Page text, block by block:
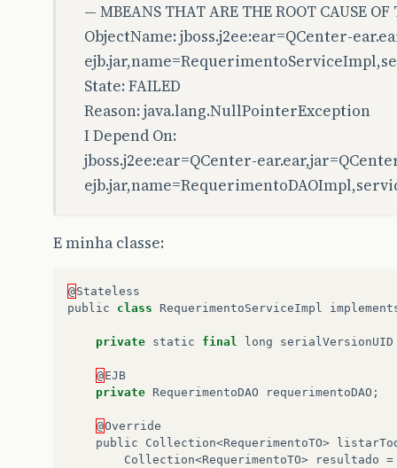
— MBEANS THAT ARE THE ROOT CAUSE
ObjectName: jboss.j2ee:ear=QCenter-
State: FAILED
Reason: java.lang.NullPointerException
I Depend On:
jboss.j2ee:ear=QCenter-
E minha classe:
@Stateless
public
class RequerimentoServiceImpl
private static final long serialVersionUID
@EJB
private RequerimentoDAO requerimentoDAO ;
@Override
public
Collection<RequerimentoTO>
Collection<RequerimentoTO> resultado =